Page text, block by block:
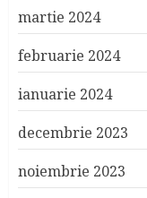
martie 2024
februarie 2024
ianuarie 2024
decembrie 2023
noiembrie 2023